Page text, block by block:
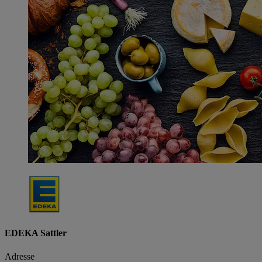
EDEKA Sattler
Adresse